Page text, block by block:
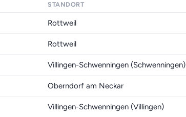
STANDORT
Rottweil
Rottweil
Villingen-Schwenningen (Schwenningen)
Oberndorf am Neckar
Villingen-Schwenningen (Villingen)